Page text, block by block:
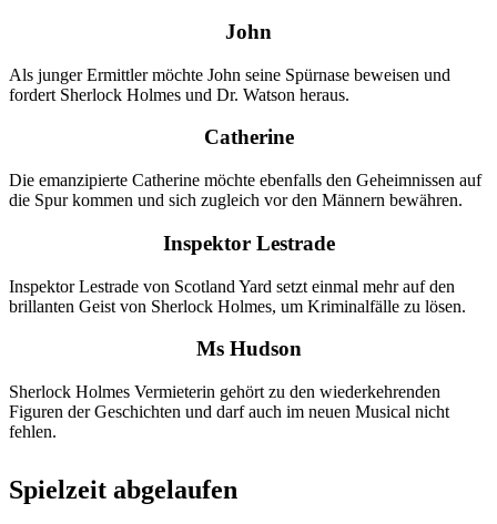
John
Als junger Ermittler möchte John seine Spürnase beweisen und
fordert Sherlock Holmes und Dr. Watson heraus.
Catherine
Die emanzipierte Catherine möchte ebenfalls den Geheimnissen auf
die Spur kommen und sich zugleich vor den Männern bewähren.
Inspektor Lestrade
Inspektor Lestrade von Scotland Yard setzt einmal mehr auf den
brillanten Geist von Sherlock Holmes, um Kriminalfälle zu lösen.
Ms Hudson
Sherlock Holmes Vermieterin gehört zu den wiederkehrenden
Figuren der Geschichten und darf auch im neuen Musical nicht
fehlen.
Spielzeit abgelaufen